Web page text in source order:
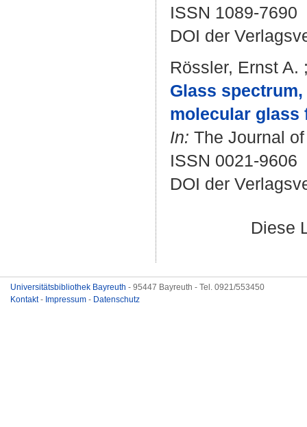
ISSN 1089-7690
DOI der
Rössler, Ernst A.
Glass
molecular glass
In: The Journal
ISSN 0021-9606
DOI der
Diese
Universitätsbibliothek Bayreuth - 95447 Bayreuth - Tel. 0921/553450
Kontakt- Impressum - Datenschutz